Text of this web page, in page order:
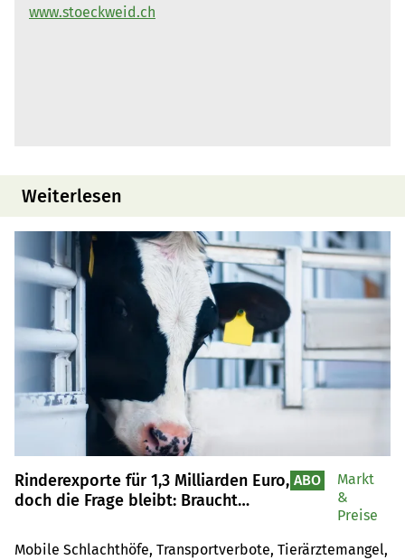
www.stoeckweid.ch
Weiterlesen
Rinderexporte für 1,3 Milliarden Euro,
doch die Frage bleibt: Braucht
Mobile Schlachthöfe, Transportverbote, Tierärztemangel,
ABO
Markt
&
Preise